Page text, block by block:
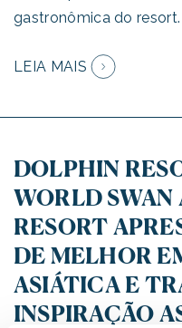
gastronômica do resort.
LEIA MAIS
DOLPHIN
WORLD
RESORT
DE MELHOR
ASIÁTICA E
INSPIRAÇÃO